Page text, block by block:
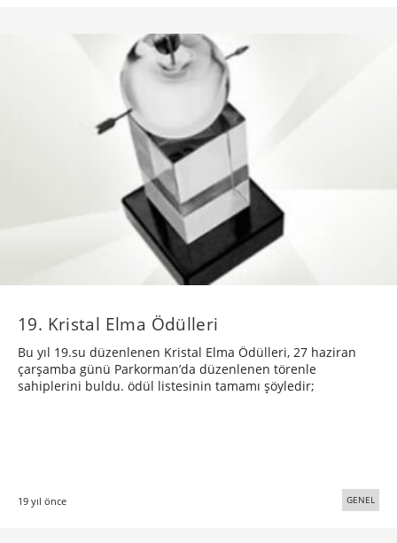
19. Kristal Elma Ödülleri
Bu yıl 19.su düzenlenen Kristal Elma Ödülleri, 27 haziran
çarşamba günü Parkorman’da düzenlenen törenle
sahiplerini buldu. ödül listesinin tamamı şöyledir;
19 yıl önce GENEL